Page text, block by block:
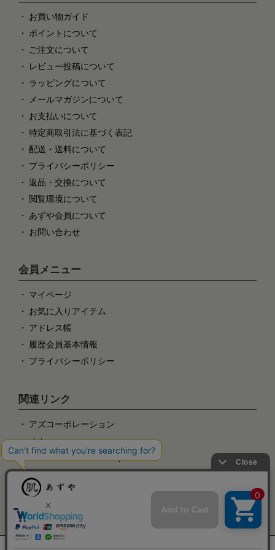
お買い物ガイド
ポイントについて
ご注文について
レビュー投稿について
ラッピングについて
メールマガジンについて
お支払いについて
特定商取引法に基づく表記
配送・送料について
プライバシーポリシー
返品・交換について
閲覧環境について
あずや会員について
お問い合わせ
会員メニュー
マイページ
お気に入りアイテム
アドレス帳
履歴会員基本情報
プライバシーポリシー
関連リンク
アズコーポレーション
steteco.com
steteco.com online shop
粋肌着
肌ごころ
巻ing